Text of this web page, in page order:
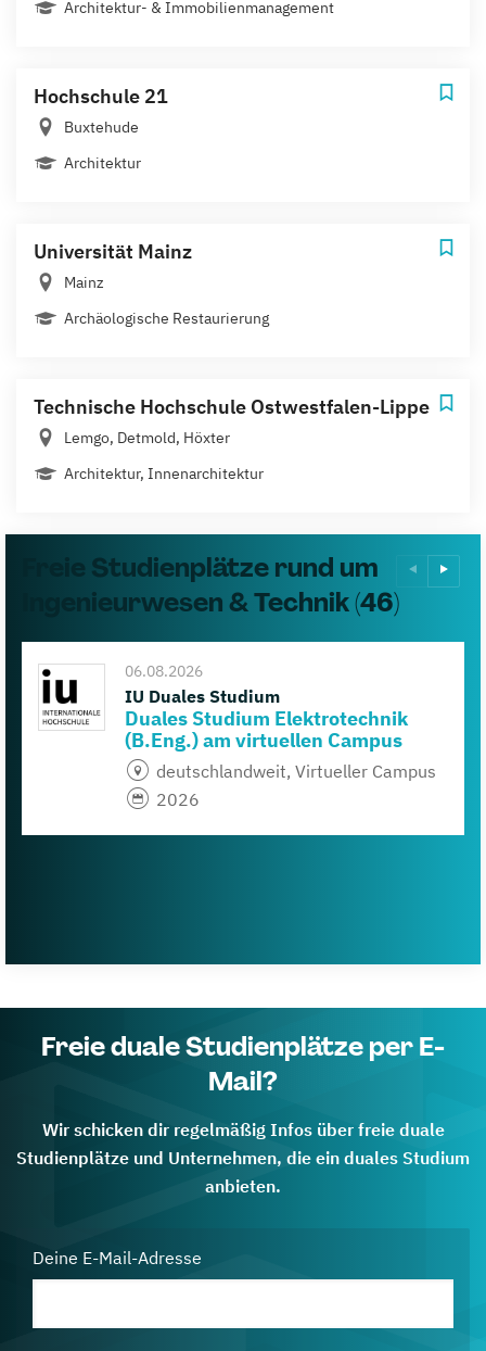
Architektur- & Immobilienmanagement
Hochschule 21
Buxtehude
Architektur
Universität Mainz
Mainz
Archäologische Restaurierung
Technische Hochschule Ostwestfalen-Lippe
Lemgo, Detmold, Höxter
Architektur, Innenarchitektur
Freie Studienplätze rund um
Ingenieurwesen & Technik (46)
06.08.2026
IU Duales Studium
Duales Studium Elektrotechnik
(B.Eng.) am virtuellen Campus
deutschlandweit, Virtueller Campus
2026
Freie duale Studienplätze per E-
Mail?
Wir schicken dir regelmäßig Infos über freie duale
Studienplätze und Unternehmen, die ein duales Studium
anbieten.
Deine E-Mail-Adresse